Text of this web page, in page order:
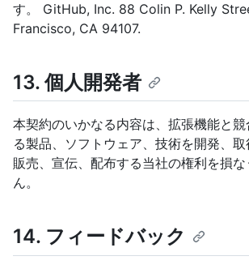
す。 GitHub, Inc. 88 Colin P. Kelly
Francisco, CA 94107.
13. 個人開発者
本契約のいかなる内容は、拡張機能と
る製品、ソフトウェア、技術を開発、取
販売、宣伝、配布する当社の権利を損
ん。
14. フィードバック